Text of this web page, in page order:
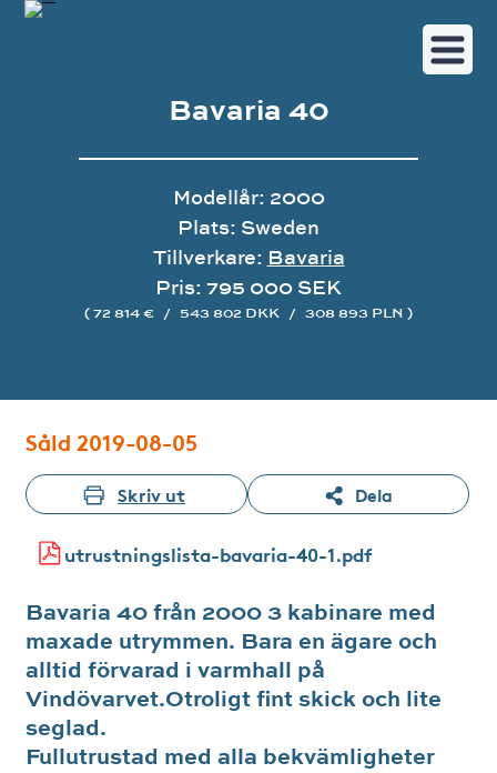
Bavaria 40
Modellår: 2000
Plats: Sweden
Tillverkare: Bavaria
Pris: 795 000 SEK
( 72 814 € / 543 802 DKK / 308 893 PLN )
Såld 2019-08-05
Skriv ut Dela
utrustningslista-bavaria-40-1.pdf
Bavaria 40 från 2000 3 kabinare med
maxade utrymmen. Bara en ägare och
alltid förvarad i varmhall på
Vindövarvet.Otroligt fint skick och lite
seglad.
Fullutrustad med alla bekvämligheter